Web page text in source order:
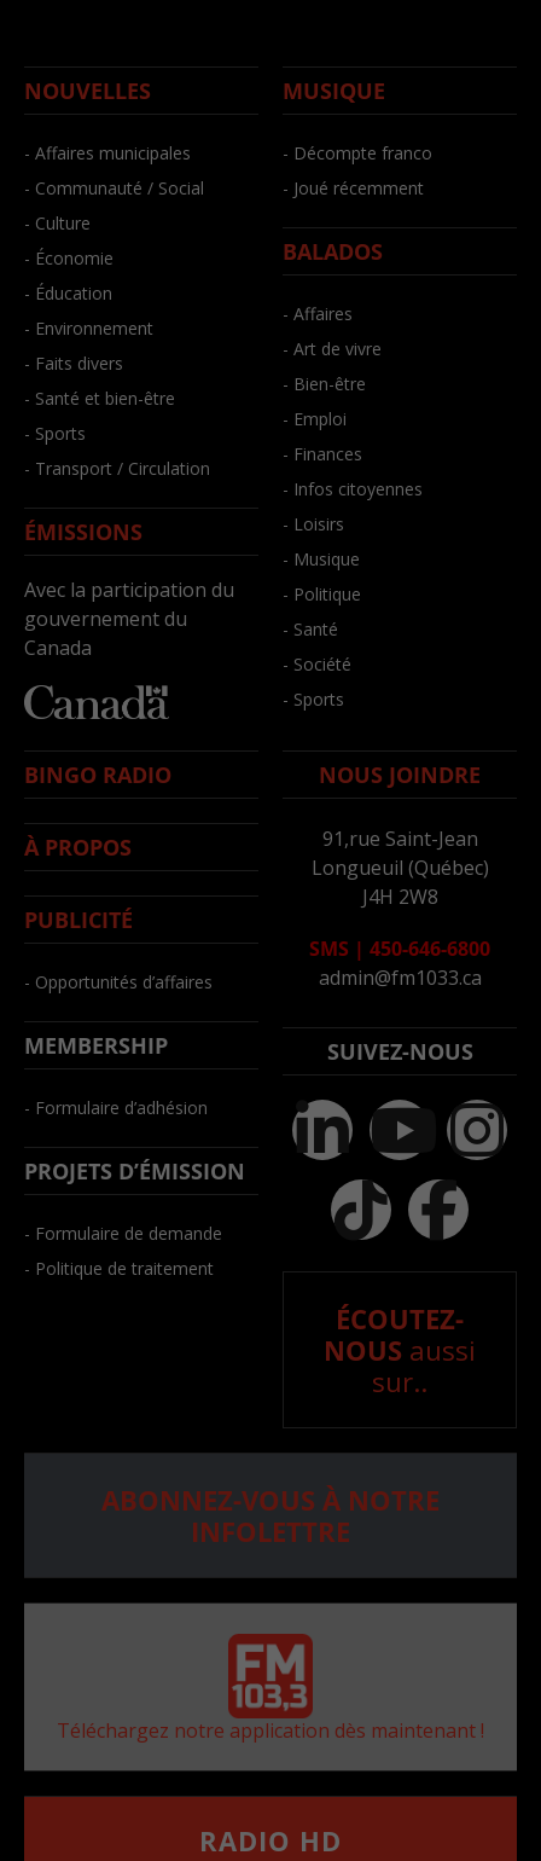
NOUVELLES
- Affaires municipales
- Communauté / Social
- Culture
- Économie
- Éducation
- Environnement
- Faits divers
- Santé et bien-être
- Sports
- Transport / Circulation
ÉMISSIONS
Avec la participation du
gouvernement du
Canada
MUSIQUE
- Décompte franco
- Joué récemment
BALADOS
- Affaires
- Art de vivre
- Bien-être
- Emploi
- Finances
- Infos citoyennes
- Loisirs
- Musique
- Politique
- Santé
- Société
- Sports
BINGO RADIO
À PROPOS
PUBLICITÉ
- Opportunités d’affaires
MEMBERSHIP
- Formulaire d’adhésion
PROJETS D’ÉMISSION
- Formulaire de demande
- Politique de traitement
NOUS JOINDRE
91,rue Saint-Jean
Longueuil (Québec)
J4H 2W8
SMS | 450-646-6800
admin@fm1033.ca
SUIVEZ-NOUS
ÉCOUTEZ-
NOUS aussi
sur..
ABONNEZ-VOUS À NOTRE
INFOLETTRE
Téléchargez notre application dès maintenant !
RADIO HD